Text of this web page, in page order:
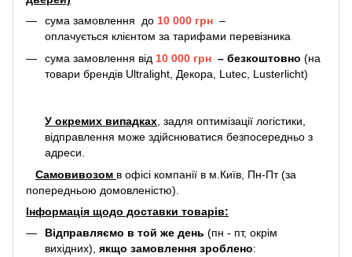
сума замовлення до 10 000 грн –
оплачується клієнтом за тарифами перевізника
сума замовлення від 10 000 грн – безкоштовно (на
товари брендів Ultralight, Декора, Lutec, Lusterlicht)
У окремих випадках , задля оптимізації логістики,
відправлення може здійснюватися безпосередньо з
адреси.
Самовивозом в офісі компанії в м.Київ, Пн-Пт (за
попередньою домовленістю).
Інформація щодо доставки товарів:
Відправляємо в той же день (пн - пт, окрім
вихідних), якщо замовлення зроблено: